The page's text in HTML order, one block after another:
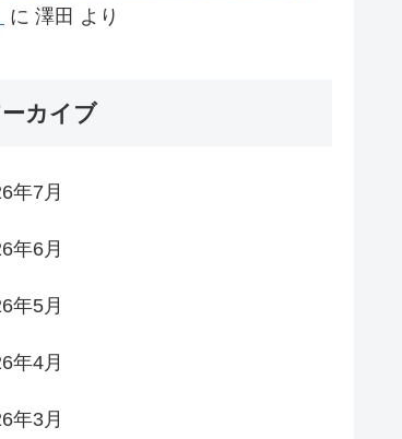
に 澤田 より
カイブ
年7月
年6月
年5月
年4月
年3月